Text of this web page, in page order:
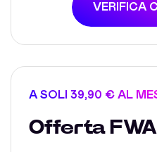
VERIFICA
A SOLI 39,90 € AL
Offerta